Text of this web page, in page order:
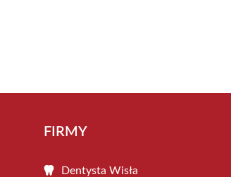
FIRMY
Dentysta Wisła